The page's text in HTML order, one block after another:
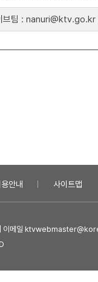
브팀 : nanuri@ktv.go.kr
안내 사이트맵
| 이메일